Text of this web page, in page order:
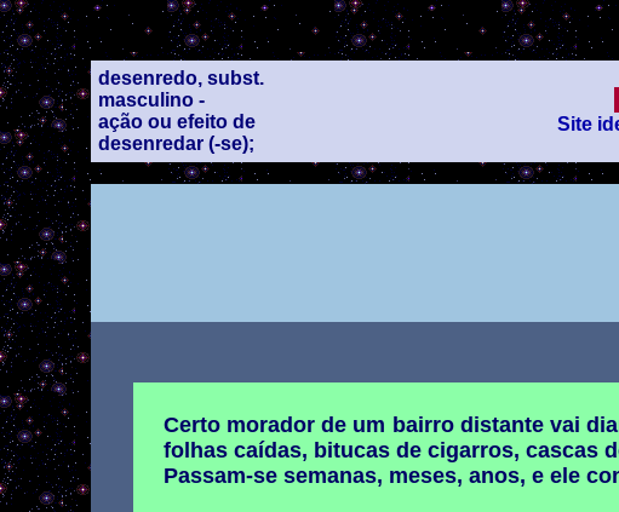
desenredo, subst.
masculino -
ação ou efeito de
desenredar (-se);
Site
Certo morador de um bairro distante vai
folhas caídas, bitucas de cigarros, cascas
Passam-se semanas, meses, anos, e ele